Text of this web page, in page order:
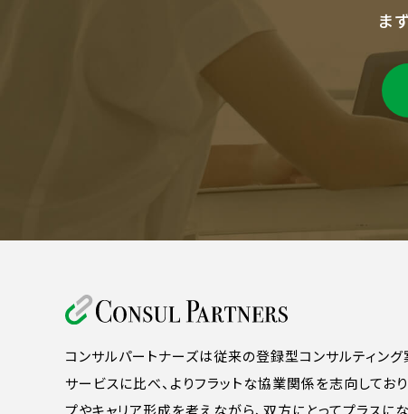
ま
コンサルパートナーズは従来の登録型コンサルティン
サービスに比べ、よりフラットな協業関係を志向してお
プやキャリア形成を考えながら、双方にとってプラスに